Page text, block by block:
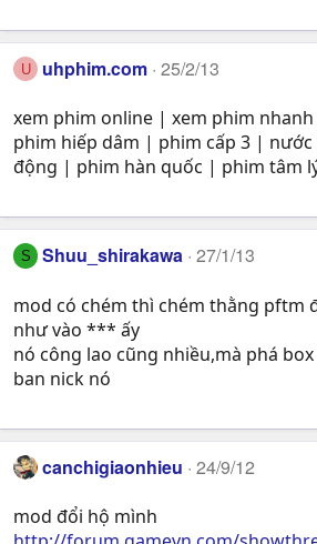
U uhphim.com 25/2/13
xem phim online | xem phim
phim hiếp dâm | phim cấp 3 |
động | phim hàn quốc | phim tâm
S Shuu_shirakawa 27/1/13
mod có chém thì chém thằng pftm
như vào *** ấy
nó công lao cũng nhiều,mà phá
ban nick nó
canchigiaonhieu 24/9/12
mod đổi hộ mình